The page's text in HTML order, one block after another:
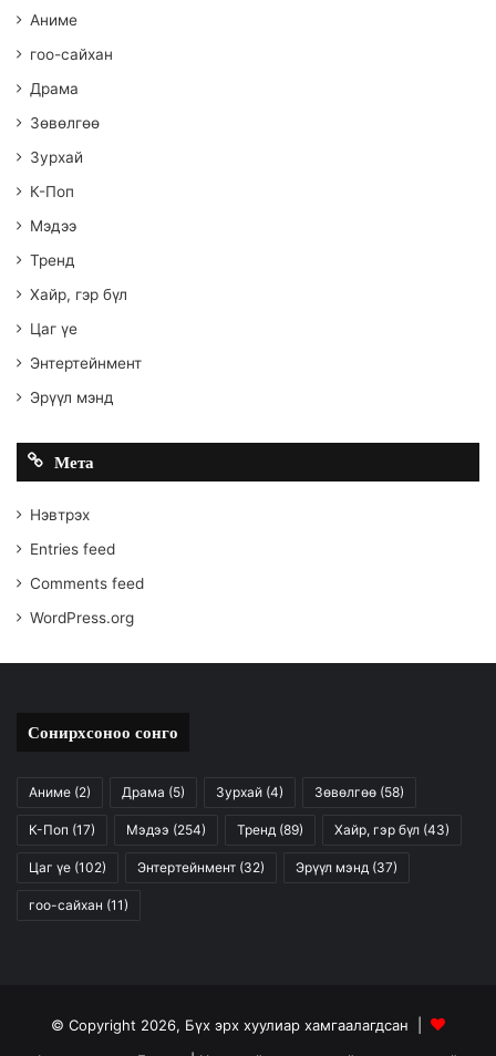
Аниме
гоо-сайхан
Драма
Зөвөлгөө
Зурхай
К-Поп
Мэдээ
Тренд
Хайр, гэр бүл
Цаг үе
Энтертейнмент
Эрүүл мэнд
Мета
Нэвтрэх
Entries feed
Comments feed
WordPress.org
Сонирхсоноо сонго
Аниме (2) Драма (5) Зурхай (4) Зөвөлгөө (58)
К-Поп (17) Мэдээ (254) Тренд (89) Хайр, гэр бүл (43)
Цаг үе (102) Энтертейнмент (32) Эрүүл мэнд (37)
гоо-сайхан (11)
© Copyright 2026, Бүх эрх хуулиар хамгаалагдсан |